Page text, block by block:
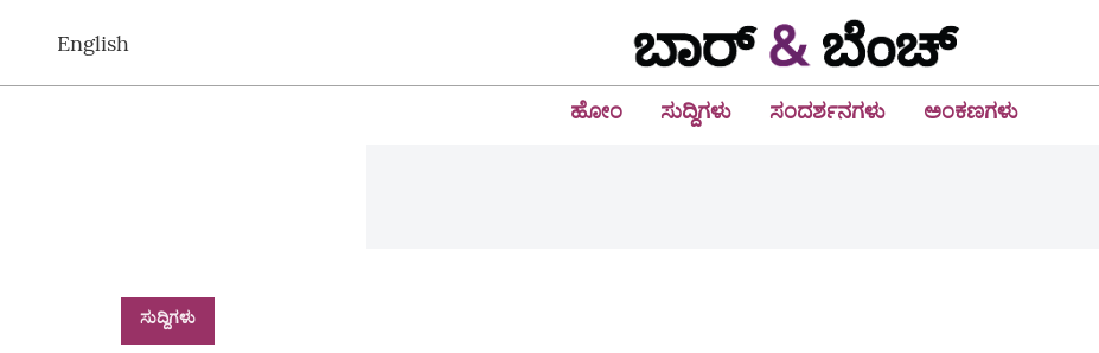
English
ಹೋಂ ಸುದ್ದಿಗಳು ಸಂದರ್ಶನಗಳು ಅಂಕಣಗಳು
ಸುದ್ದಿಗಳು